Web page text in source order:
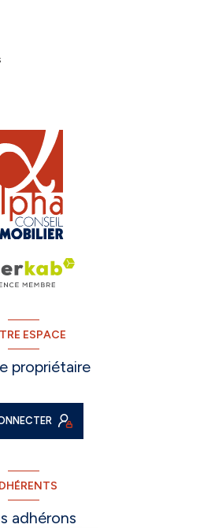
ESPACE
propriétaire
adhérons